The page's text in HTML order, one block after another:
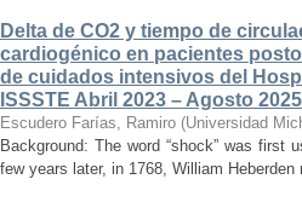
Delta de CO2 y tiempo de
cardiogénico en pacientes
de cuidados intensivos del
ISSSTE Abril 2023 – Agosto 2025
Escudero Farías, Ramiro (Universidad
Background: The word “shock” was first
few years later, in 1768, William